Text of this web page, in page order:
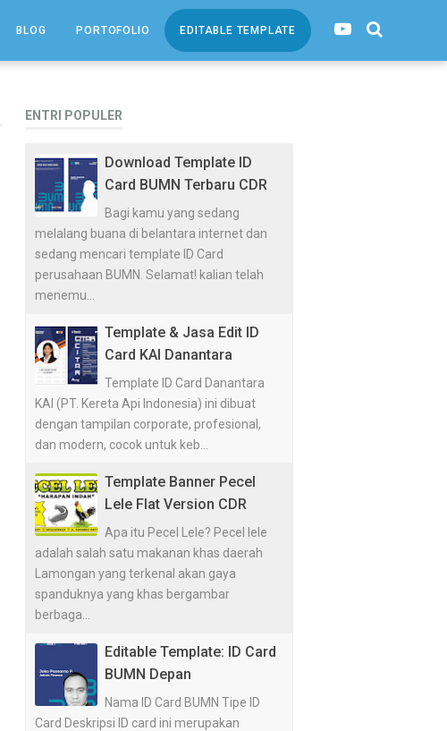
BLOG PORTOFOLIO EDITABLE TEMPLATE
ENTRI POPULER
Download Template ID
Card BUMN Terbaru CDR
Bagi kamu yang sedang
melalang buana di belantara internet dan
sedang mencari template ID Card
perusahaan BUMN. Selamat! kalian telah
menemu...
Template & Jasa Edit ID
Card KAI Danantara
Template ID Card Danantara
KAI (PT. Kereta Api Indonesia) ini dibuat
dengan tampilan corporate, profesional,
dan modern, cocok untuk keb...
Template Banner Pecel
Lele Flat Version CDR
Apa itu Pecel Lele? Pecel lele
adalah salah satu makanan khas daerah
Lamongan yang terkenal akan gaya
spanduknya yang khas bergambar
berbaga...
Editable Template: ID Card
BUMN Depan
Nama ID Card BUMN Tipe ID
Card Deskripsi ID card ini merupakan